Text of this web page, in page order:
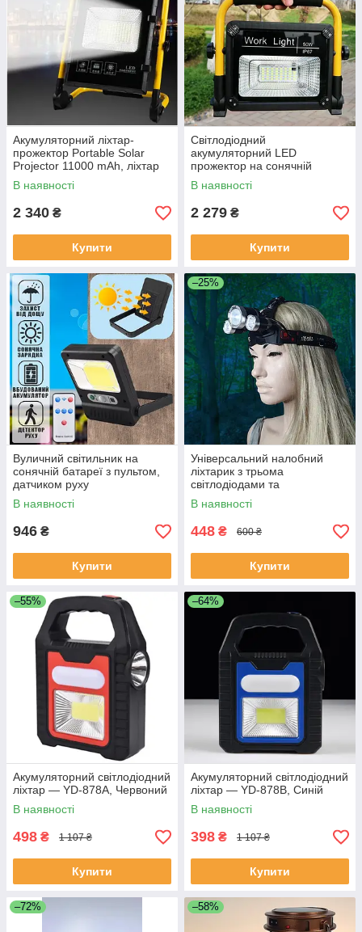
Акумуляторний ліхтар-
прожектор Portable Solar
Projector 11000 mAh, ліхтар
2400Lm PSP-11-Yellow/Black
В наявності
2 340 ₴
Купити
Світлодіодний
акумуляторний LED
прожектор на сонячній
батареї Solar Light 50W з
пультом W743A-Yellow/Black
В наявності
2 279 ₴
Купити
Вуличний світильник на
сонячній батареї з пультом,
датчиком руху
акумуляторний,
регульований S-607
В наявності
946 ₴
Купити
–25%
Універсальний налобний
ліхтарик з трьома
світлодіодами та
регульованим нахилом RJ-
3000
В наявності
448 ₴ 600 ₴
Купити
–55%
Акумуляторний світлодіодний
ліхтар — YD-878А, Червоний
В наявності
498 ₴ 1 107 ₴
Купити
–64%
Акумуляторний світлодіодний
ліхтар — YD-878В, Синій
В наявності
398 ₴ 1 107 ₴
Купити
–72% –58%